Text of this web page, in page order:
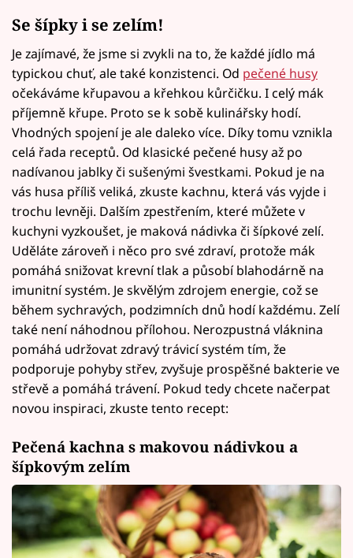
Se šípky i se zelím!
Je zajímavé, že jsme si zvykli na to, že každé jídlo má
typickou chuť, ale také konzistenci. Od pečené husy
očekáváme křupavou a křehkou kůrčičku. I celý mák
příjemně křupe. Proto se k sobě kulinářsky hodí.
Vhodných spojení je ale daleko více. Díky tomu vznikla
celá řada receptů. Od klasické pečené husy až po
nadívanou jablky či sušenými švestkami. Pokud je na
vás husa příliš veliká, zkuste kachnu, která vás vyjde i
trochu levněji. Dalším zpestřením, které můžete v
kuchyni vyzkoušet, je maková nádivka či šípkové zelí.
Uděláte zároveň i něco pro své zdraví, protože mák
pomáhá snižovat krevní tlak a působí blahodárně na
imunitní systém. Je skvělým zdrojem energie, což se
během sychravých, podzimních dnů hodí každému. Zelí
také není náhodnou přílohou. Nerozpustná vláknina
pomáhá udržovat zdravý trávicí systém tím, že
podporuje pohyby střev, zvyšuje prospěšné bakterie ve
střevě a pomáhá trávení. Pokud tedy chcete načerpat
novou inspiraci, zkuste tento recept:
Pečená kachna s makovou nádivkou a
šípkovým zelím